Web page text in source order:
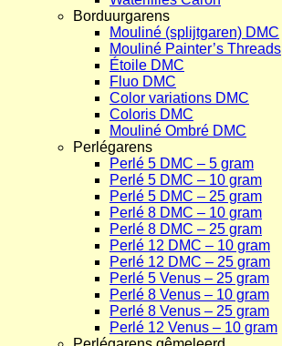
Borduurgarens
Mouliné (splijtgaren) DMC
Mouliné Painter’s Threads
Étoile DMC
Fluo DMC
Color variations DMC
Coloris DMC
Mouliné Ombré DMC
Perlégarens
Perlé 5 DMC – 5 gram
Perlé 5 DMC – 10 gram
Perlé 5 DMC – 25 gram
Perlé 8 DMC – 10 gram
Perlé 8 DMC – 25 gram
Perlé 12 DMC – 10 gram
Perlé 12 DMC – 25 gram
Perlé 5 Venus – 25 gram
Perlé 8 Venus – 10 gram
Perlé 8 Venus – 25 gram
Perlé 12 Venus – 10 gram